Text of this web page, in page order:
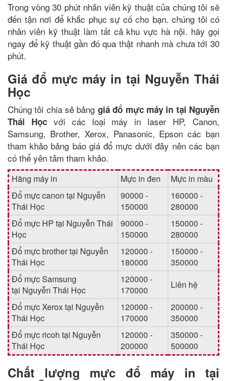
Trong vòng 30 phút nhân viên kỹ thuật của chúng tôi sẽ
đến tận nơi để khắc phục sự cố cho bạn. chúng tôi có
nhân viên kỹ thuật làm tất cả khu vực hà nội. hãy gọi
ngay để kỹ thuật gần đó qua thật nhanh mà chưa tới 30
phút.
Giá đổ mực máy in tại Nguyễn Thái
Học
Chúng tôi chia sẻ bảng giá đổ mực máy in tại Nguyễn
Thái Họcvới các loại máy in laser HP, Canon,
Samsung, Brother, Xerox, Panasonic, Epson các bạn
tham khảo bảng báo giá đổ mực dưới đây nên các bạn
có thể yên tâm tham khảo.
Hãng máy in Mực in đen
Mực in màu
Đổ mực canon tại Nguyễn
Thái Học
90000 -
150000
160000 -
280000
Đổ mực HP tại Nguyễn Thái
Học
90000 -
150000
150000 -
280000
Đổ mực brother tại Nguyễn
Thái Học
120000 -
180000
150000 -
350000
Đổ mực Samsung
tại Nguyễn Thái Học
120000 -
170000
Liên hệ
Đổ mực Xerox tại Nguyễn
Thái Học
120000 -
170000
200000 -
350000
Đổ mực ricoh tại Nguyễn
Thái Học
120000 -
200000
350000 -
500000
Chất lượng mực đổ máy in tại